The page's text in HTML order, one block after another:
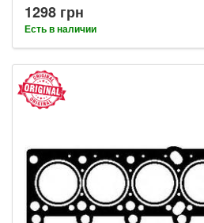
1298 грн
Есть в наличии